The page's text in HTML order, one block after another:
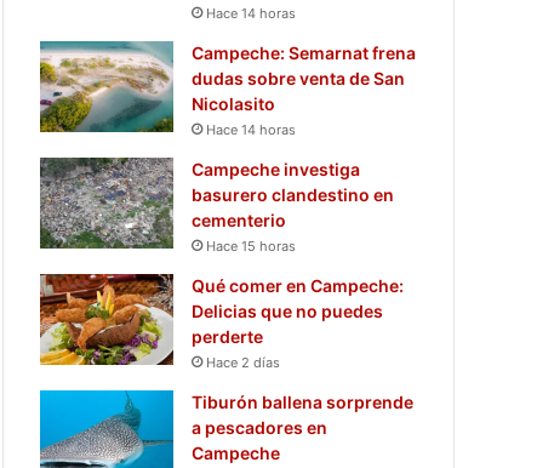
Hace 14 horas
Campeche: Semarnat frena
dudas sobre venta de San
Nicolasito
Hace 14 horas
Campeche investiga
basurero clandestino en
cementerio
Hace 15 horas
Qué comer en Campeche:
Delicias que no puedes
perderte
Hace 2 días
Tiburón ballena sorprende
a pescadores en
Campeche